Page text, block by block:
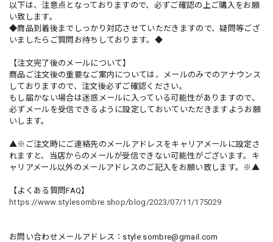
以下は、注意点となっておりますので、必ずご確認の上ご購入をお願
い致します。
◆商品到着後までしっかり対応させていただきますので、疑問等ござ
いましたらご質問お待ちしております。◆
【注文完了後のメールについて】
商品ご注文後の重要なご案内については、メールのみでのアナウンス
しておりますので、注文後必ずご確認ください。
もし届かない場合は迷惑メールに入っている可能性がありますので、
必ずメールを受信できるように設定しておいていただきますようお願
いします。
▲※ご注文時にご連絡先のメールアドレスをキャリアメールに設定さ
れますと、当店からのメールが受信できない可能性がございます。キ
ャリアメール以外のメールアドレスのご記入をお願い致します。※▲
【よくある質問FAQ】
https://www.stylesombre.shop/blog/2023/07/11/175029
お問い合わせメールアドレス： style.sombre@gmail.com